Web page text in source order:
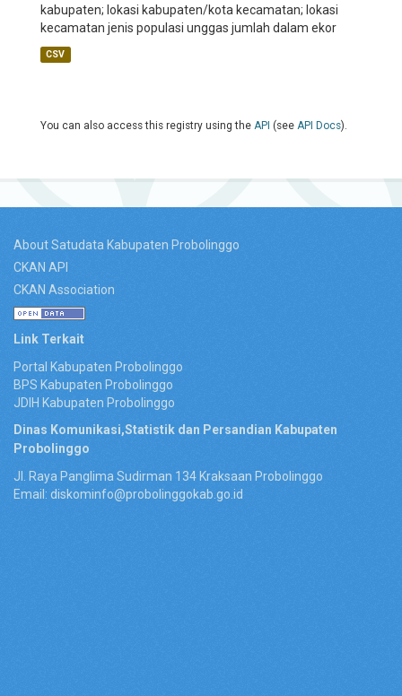
kabupaten; lokasi kabupaten/kota kecamatan; lokasi
kecamatan jenis populasi unggas jumlah dalam ekor
CSV
You can also access this registry using the API (see API Docs).
About Satudata Kabupaten Probolinggo
CKAN API
CKAN Association
Link Terkait
Portal Kabupaten Probolinggo
BPS Kabupaten Probolinggo
JDIH Kabupaten Probolinggo
Dinas Komunikasi,Statistik dan Persandian Kabupaten
Probolinggo
Jl. Raya Panglima Sudirman 134 Kraksaan Probolinggo
Email: diskominfo@probolinggokab.go.id